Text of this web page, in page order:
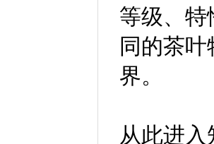
等级、特
同的茶
界。
从此进